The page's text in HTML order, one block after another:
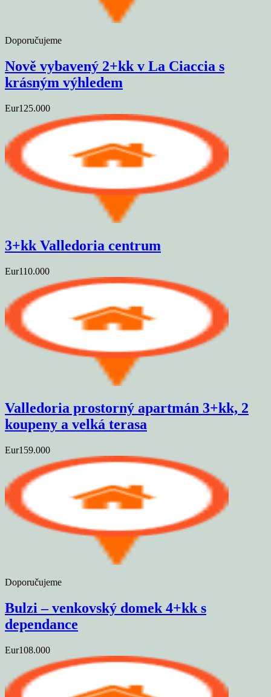
Doporučujeme
Nově vybavený 2+kk v La Ciaccia s
krásným výhledem
Eur125.000
3+kk Valledoria centrum
Eur110.000
Valledoria prostorný apartmán 3+kk, 2
koupeny a velká terasa
Eur159.000
Doporučujeme
Bulzi – venkovský domek 4+kk s
dependance
Eur108.000